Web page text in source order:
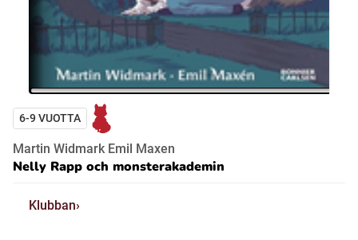
6-9 VUOTTA
Martin Widmark Emil Maxen
Nelly Rapp och monsterakademin
Klubban